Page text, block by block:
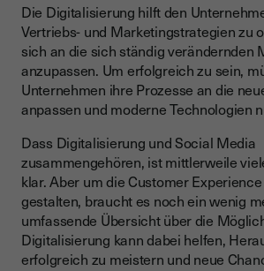
Die Digitalisierung hilft den
Vertriebs- und Marketingstrategien zu
sich an die sich ständig verändernden
anzupassen. Um erfolgreich zu sein,
Unternehmen ihre Prozesse an die
anpassen und moderne Technologien
Dass Digitalisierung und Social Media
zusammengehören, ist mittlerweile
klar. Aber um die Customer
gestalten, braucht es noch ein wenig
umfassende Übersicht über die
Digitalisierung kann dabei helfen,
erfolgreich zu meistern und neue